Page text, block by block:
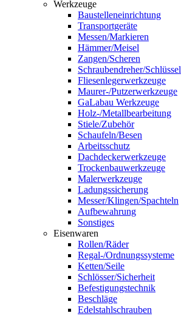
Werkzeuge
Baustelleneinrichtung
Transportgeräte
Messen/Markieren
Hämmer/Meisel
Zangen/Scheren
Schraubendreher/Schlüssel
Fliesenlegerwerkzeuge
Maurer-/Putzerwerkzeuge
GaLabau Werkzeuge
Holz-/Metallbearbeitung
Stiele/Zubehör
Schaufeln/Besen
Arbeitsschutz
Dachdeckerwerkzeuge
Trockenbauwerkzeuge
Malerwerkzeuge
Ladungssicherung
Messer/Klingen/Spachteln
Aufbewahrung
Sonstiges
Eisenwaren
Rollen/Räder
Regal-/Ordnungssysteme
Ketten/Seile
Schlösser/Sicherheit
Befestigungstechnik
Beschläge
Edelstahlschrauben